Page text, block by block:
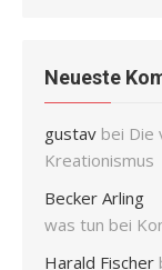
Neueste
gustav bei Die
Kreationismus
Becker Arling
was tun bei
Harald Fischer